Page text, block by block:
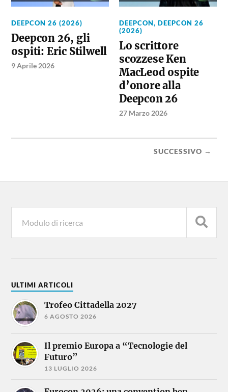
DEEPCON 26 (2026)
Deepcon 26, gli
ospiti: Eric Stilwell
9 Aprile 2026
DEEPCON,DEEPCON 26
(2026)
Lo scrittore
scozzese Ken
MacLeod ospite
d’onore alla
Deepcon 26
27 Marzo 2026
SUCCESSIVO →
ULTIMI ARTICOLI
Trofeo Cittadella 2027
6 AGOSTO 2026
Il premio Europa a “Tecnologie del
Futuro”
13 LUGLIO 2026